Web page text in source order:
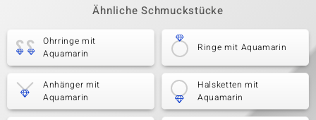
Ähnliche Schmuckstücke
Ohrringe mit
Aquamarin
Ringe mit Aquamarin
Anhänger mit
Aquamarin
Halsketten mit
Aquamarin